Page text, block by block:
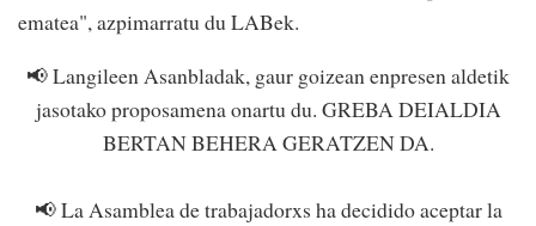
ematea", azpimarratu du LABek.
📢 Langileen Asanbladak, gaur goizean enpresen aldetik
jasotako proposamena onartu du. GREBA DEIALDIA
BERTAN BEHERA GERATZEN DA.
📢 La Asamblea de trabajadorxs ha decidido aceptar la